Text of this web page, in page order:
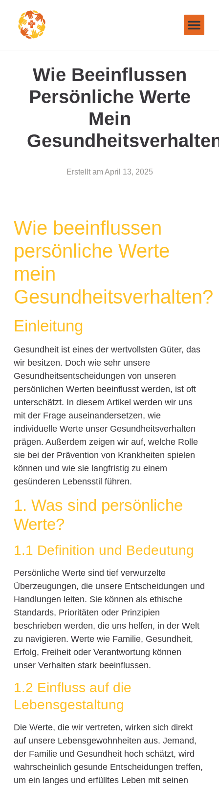
Wie Beeinflussen
Persönliche Werte
Mein
Erstellt am April 13, 2025
Wie beeinflussen
persönliche Werte
mein
Gesundheitsverhalten?
Einleitung
Gesundheit ist eines der wertvollsten Güter, das
wir besitzen. Doch wie sehr unsere
Gesundheitsentscheidungen von unseren
persönlichen Werten beeinflusst werden, ist oft
unterschätzt. In diesem Artikel werden wir uns
mit der Frage auseinandersetzen, wie
individuelle Werte unser Gesundheitsverhalten
prägen. Außerdem zeigen wir auf, welche Rolle
sie bei der Prävention von Krankheiten spielen
können und wie sie langfristig zu einem
gesünderen Lebensstil führen.
1. Was sind persönliche
Werte?
1.1 Definition und Bedeutung
Persönliche Werte sind tief verwurzelte
Überzeugungen, die unsere Entscheidungen und
Handlungen leiten. Sie können als ethische
Standards, Prioritäten oder Prinzipien
beschrieben werden, die uns helfen, in der Welt
zu navigieren. Werte wie Familie, Gesundheit,
Erfolg, Freiheit oder Verantwortung können
unser Verhalten stark beeinflussen.
1.2 Einfluss auf die
Lebensgestaltung
Die Werte, die wir vertreten, wirken sich direkt
auf unsere Lebensgewohnheiten aus. Jemand,
der Familie und Gesundheit hoch schätzt, wird
wahrscheinlich gesunde Entscheidungen treffen,
um ein langes und erfülltes Leben mit seinen